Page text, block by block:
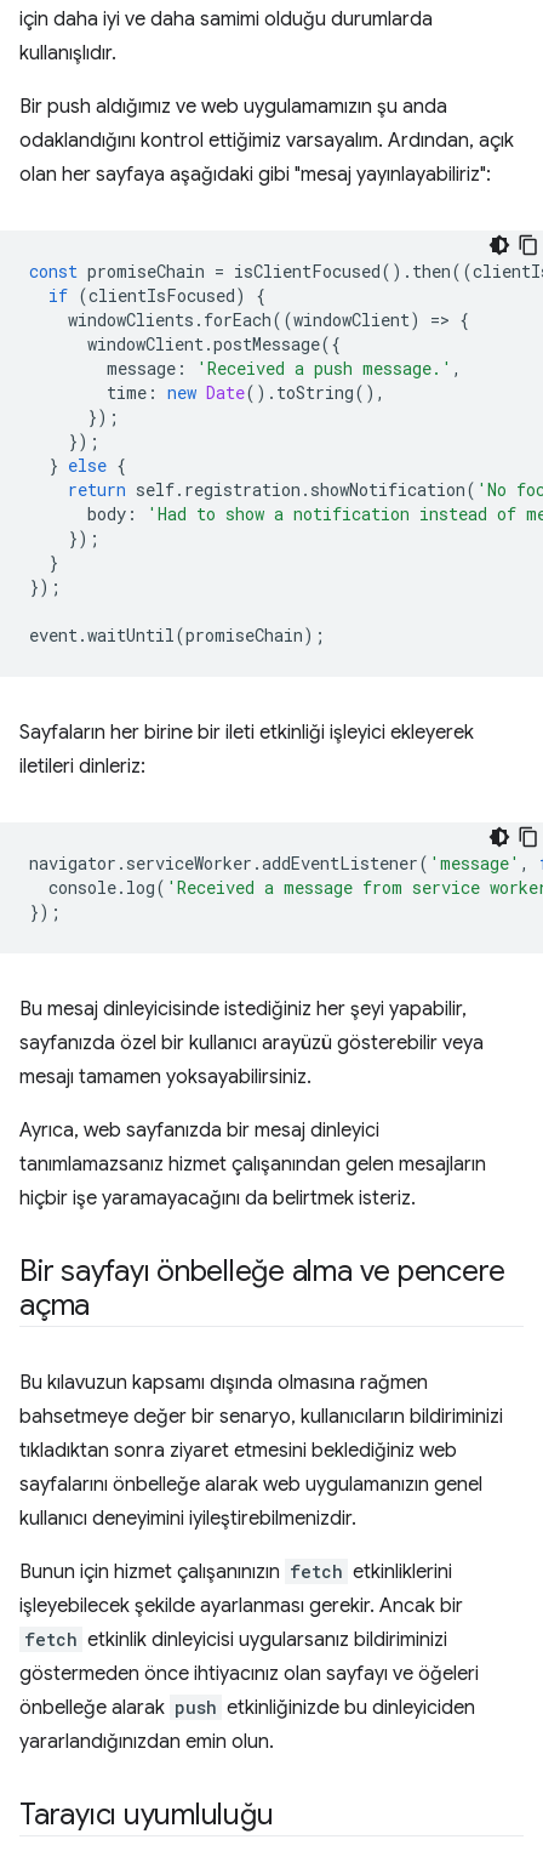
için daha iyi ve daha samimi olduğu durumlarda
kullanışlıdır.
Bir push aldığımız ve web uygulamamızın şu anda
odaklandığını kontrol ettiğimiz varsayalım. Ardından, açık
olan her sayfaya aşağıdaki gibi "mesaj yayınlayabiliriz":
const promiseChain = isClientFocused(). then((
if (clientIsFocused)
{
windowClients . forEach((windowClient) => {
windowClient.postMessage({
message : 'Received a push message.' ,
time : new Date(). toString(),
});
});
} else {
return self. registration . showNotification( 'No
body :
'Had to show a notification instead of
});
}
});
event.waitUntil(promiseChain);
Sayfaların her birine bir ileti etkinliği işleyici ekleyerek
iletileri dinleriz:
navigator . serviceWorker .addEventListener( 'message' ,
console. log( 'Received a message from service
});
Bu mesaj dinleyicisinde istediğiniz her şeyi yapabilir,
sayfanızda özel bir kullanıcı arayüzü gösterebilir veya
mesajı tamamen yoksayabilirsiniz.
Ayrıca, web sayfanızda bir mesaj dinleyici
tanımlamazsanız hizmet çalışanından gelen mesajların
hiçbir işe yaramayacağını da belirtmek isteriz.
Bir sayfayı önbelleğe alma ve pencere
açma
Bu kılavuzun kapsamı dışında olmasına rağmen
bahsetmeye değer bir senaryo, kullanıcıların bildiriminizi
tıkladıktan sonra ziyaret etmesini beklediğiniz web
sayfalarını önbelleğe alarak web uygulamanızın genel
kullanıcı deneyimini iyileştirebilmenizdir.
Bunun için hizmet çalışanınızın fetch etkinliklerini
işleyebilecek şekilde ayarlanması gerekir. Ancak bir
fetch etkinlik dinleyicisi uygularsanız bildiriminizi
göstermeden önce ihtiyacınız olan sayfayı ve öğeleri
önbelleğe alarak push etkinliğinizde bu dinleyiciden
yararlandığınızdan emin olun.
Tarayıcı uyumluluğu